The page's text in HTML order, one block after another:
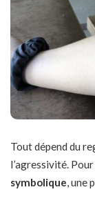
Tout dépend du
l’agressivité.
symbolique, une